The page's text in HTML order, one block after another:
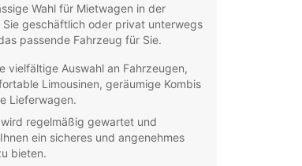
Wahl für Mietwagen in der
Sie geschäftlich oder privat unterwegs
passende Fahrzeug für Sie.
vielfältige Auswahl an Fahrzeugen,
Limousinen, geräumige Kombis
Lieferwagen.
regelmäßig gewartet und
ein sicheres und angenehmes
bieten.